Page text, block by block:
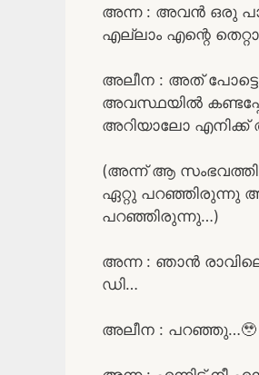
അന്ന : അവൻ ഒരു
എല്ലാം എന്റെ
അലീന : അത് പോട്ടെ
അവസ്ഥയിൽ
അറിയാലോ
(അന്ന് ആ
ഏറ്റു പറഞ്ഞിരുന്നു
പറഞ്ഞിരുന്നു…)
അന്ന : ഞാൻ
ഡി…
അലീന : പറഞ്ഞു…🥹